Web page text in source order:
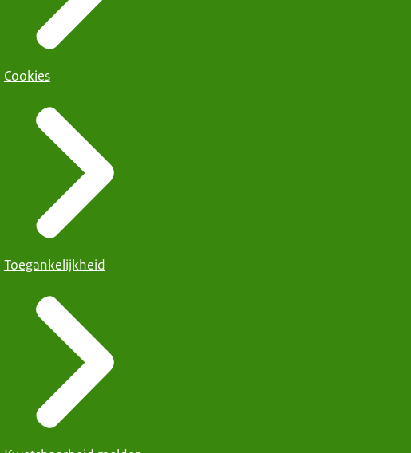
Cookies
Toegankelijkheid